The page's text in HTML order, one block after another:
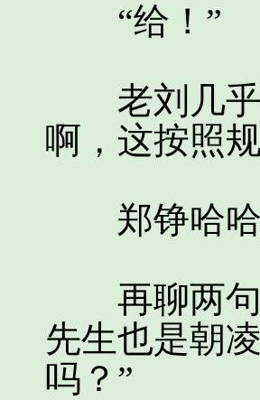
“给！”
老刘几乎
啊，这按照
郑铮哈哈
再聊两句
先生也是朝
吗？”